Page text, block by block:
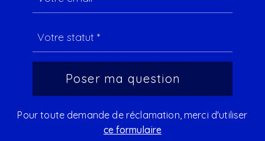
Pour toute demande de réclamation, merci d'utiliser
ce formulaire